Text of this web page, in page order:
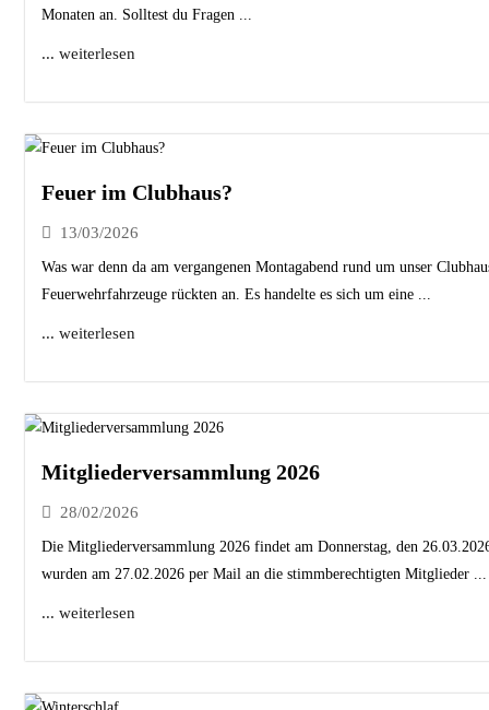
Monaten an. Solltest du Fragen ...
... weiterlesen
Feuer im Clubhaus?
13/03/2026
Was war denn da am vergangenen Montagabend rund um unser
Feuerwehrfahrzeuge rückten an. Es handelte es sich um eine ...
... weiterlesen
Mitgliederversammlung 2026
28/02/2026
Die Mitgliederversammlung 2026 findet am Donnerstag, den
wurden am 27.02.2026 per Mail an die stimmberechtigten Mitglieder ...
... weiterlesen